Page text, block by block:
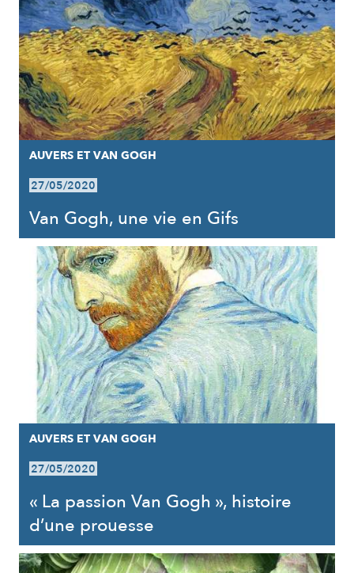
AUVERS ET VAN GOGH
27/05/2020
Van Gogh, une vie en Gifs
AUVERS ET VAN GOGH
27/05/2020
« La passion Van Gogh », histoire
d’une prouesse